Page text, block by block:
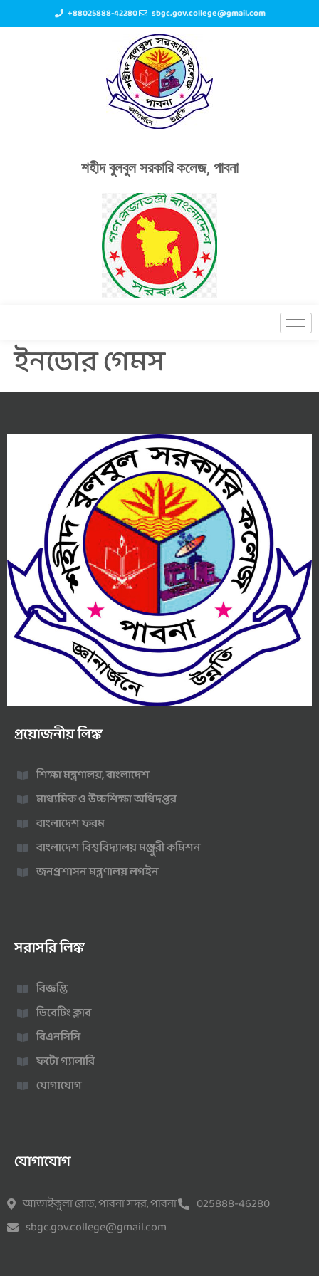
+88025888-42280 sbgc.gov.college@gmail.com
শহীদ বুলবুল সরকারি কলেজ, পাবনা
ইনডোর গেমস
প্রয়োজনীয় লিঙ্ক
শিক্ষা মন্ত্রণালয়, বাংলাদেশ
মাধ্যমিক ও উচ্চশিক্ষা অধিদপ্তর
বাংলাদেশ ফরম
বাংলাদেশ বিশ্ববিদ্যালয় মঞ্জুরী কমিশন
জনপ্রশাসন মন্ত্রণালয় লগইন
সরাসরি লিঙ্ক
বিজ্ঞপ্তি
ডিবেটিং ক্লাব
বিএনসিসি
ফটো গ্যালারি
যোগাযোগ
যোগাযোগ
আতাইকুলা রোড, পাবনা সদর, পাবনা
025888-46280
sbgc.gov.college@gmail.com